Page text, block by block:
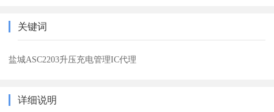
关键词
盐城ASC2203升压充电管理IC代理
详细说明